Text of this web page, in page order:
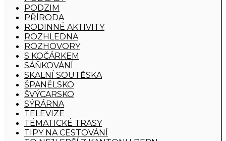
PODZIM
PŘÍRODA
RODINNÉ AKTIVITY
ROZHLEDNA
ROZHOVORY
S KOČÁRKEM
SÁŇKOVÁNÍ
SKALNÍ SOUTĚSKA
ŠPANĚLSKO
ŠVÝCARSKO
SÝRÁRNA
TELEVIZE
TÉMATICKÉ TRASY
TIPY NA CESTOVÁNÍ